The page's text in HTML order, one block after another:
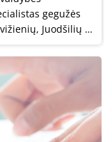
gegužės
Juodšilių ir